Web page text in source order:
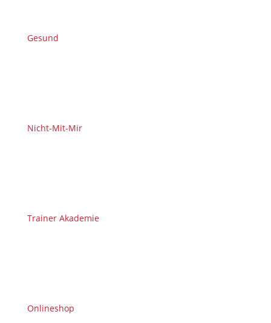
Gesund
Nicht-Mit-Mir
Trainer Akademie
Onlineshop